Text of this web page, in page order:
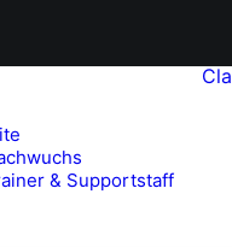
& Supportstaff